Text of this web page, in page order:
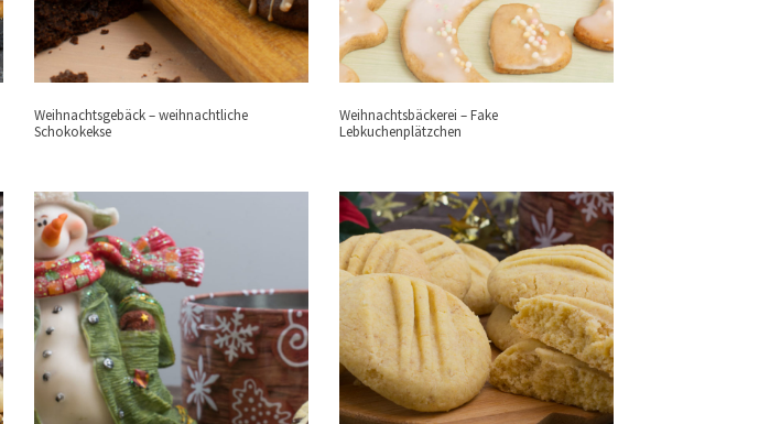
Weihnachtsgebäck – weihnachtliche
Schokokekse
Weihnachtsbäckerei – Fake
Lebkuchenplätzchen